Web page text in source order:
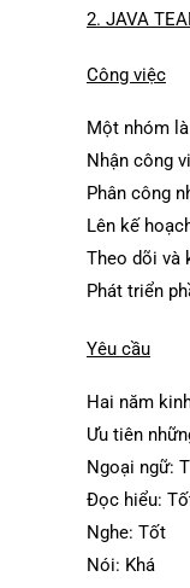
2. JAVA
Công việc
Một nhóm
Nhận công
Phân công
Lên kế
Theo dõi và
Phát triển
Yêu cầu
Hai năm
Ưu tiên
Ngoại ngữ:
Đọc hiểu:
Nghe: Tốt
Nói: Khá